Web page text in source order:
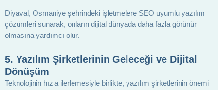
Diyaval, Osmaniye şehrindeki işletmelere SEO uyumlu yazılım
çözümleri sunarak, onların dijital dünyada daha fazla görünür
olmasına yardımcı olur.
5. Yazılım Şirketlerinin Geleceği ve Dijital
Dönüşüm
Teknolojinin hızla ilerlemesiyle birlikte, yazılım şirketlerinin önemi